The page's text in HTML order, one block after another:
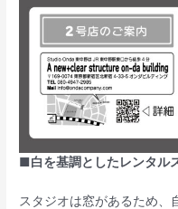
■白を基調としたレンタル
スタジオは窓があるため、